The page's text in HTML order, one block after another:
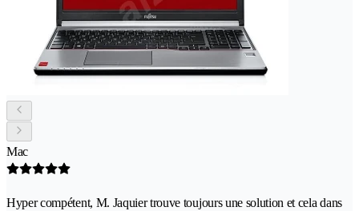
Mac
Hyper compétent, M. Jaquier trouve toujours une solution et cela dans